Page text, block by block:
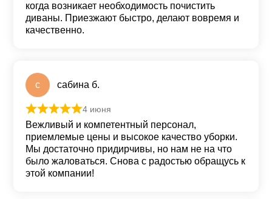
когда возникает необходимость почистить
диваны. Приезжают быстро, делают вовремя и
качественно.
с сабина б.
Оценка
4 июня
Вежливый и компетентный персонал,
приемлемые цены и высокое качество уборки.
Мы достаточно придирчивы, но нам не на что
было жаловаться. Снова с радостью обращусь к
этой компании!